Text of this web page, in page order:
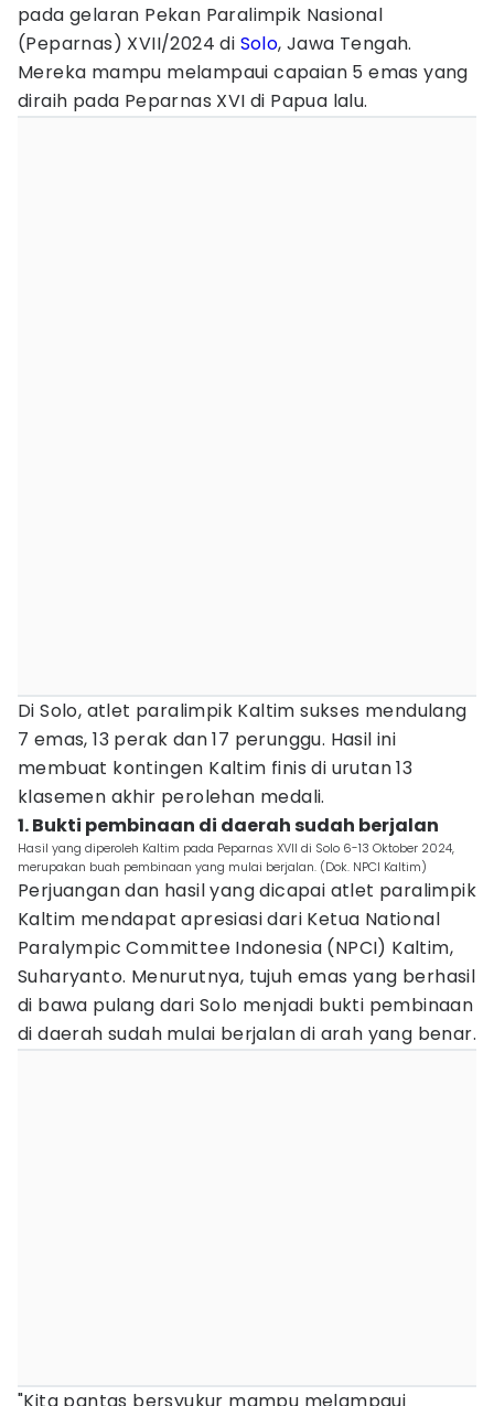
pada gelaran Pekan Paralimpik Nasional
(Peparnas) XVII/2024 di Solo, Jawa Tengah.
Mereka mampu melampaui capaian 5 emas yang
diraih pada Peparnas XVI di Papua lalu.
Di Solo, atlet paralimpik Kaltim sukses mendulang
7 emas, 13 perak dan 17 perunggu. Hasil ini
membuat kontingen Kaltim finis di urutan 13
klasemen akhir perolehan medali.
1. Bukti pembinaan di daerah sudah berjalan
Hasil yang diperoleh Kaltim pada Peparnas XVII di Solo 6-13 Oktober 2024,
merupakan buah pembinaan yang mulai berjalan. (Dok. NPCI Kaltim)
Perjuangan dan hasil yang dicapai atlet paralimpik
Kaltim mendapat apresiasi dari Ketua National
Paralympic Committee Indonesia (NPCI) Kaltim,
Suharyanto. Menurutnya, tujuh emas yang berhasil
di bawa pulang dari Solo menjadi bukti pembinaan
di daerah sudah mulai berjalan di arah yang benar.